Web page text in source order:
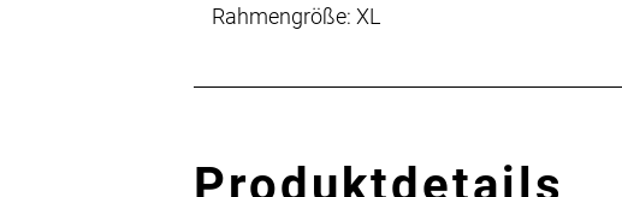
Rahmengröße: XL
Produktdetails